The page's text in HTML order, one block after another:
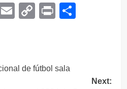
EmailCopy
Print
de fútbol sala
Next: